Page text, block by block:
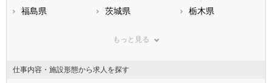
福島県
茨城県
栃木県
神奈川県
石川県
福井県
もっと見る
仕事内容・施設形態から求人を探す